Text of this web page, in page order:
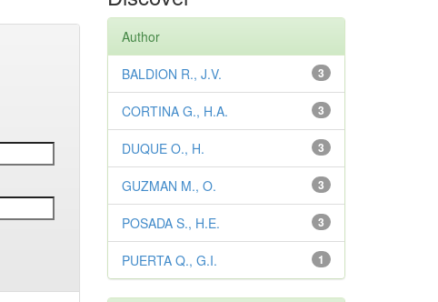
Author
3
BALDION R., J.V.
3
CORTINA G., H.A.
3
DUQUE O., H.
3
GUZMAN M., O.
3
POSADA S., H.E.
1
PUERTA Q., G.I.